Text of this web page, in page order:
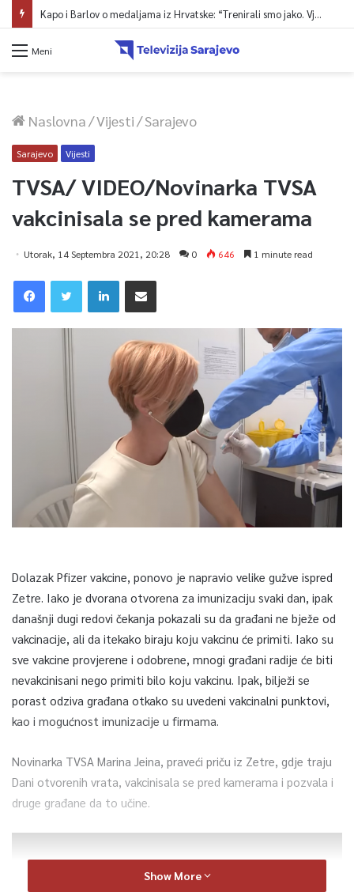
Ministarstvo saobraćaja KS: Završena revizija projekta, uskoro javna nabavka za obnovu mosta u ulici Ive Andrića
Meni
Naslovna/Vijesti/Sarajevo
Sarajevo Vijesti
TVSA/ VIDEO/Novinarka TVSA
vakcinisala se pred kamerama
Utorak, 14 Septembra 2021, 20:28 0 646 1 minute read
Dolazak Pfizer vakcine, ponovo je napravio velike gužve ispred
Zetre. Iako je dvorana otvorena za imunizaciju svaki dan, ipak
današnji dugi redovi čekanja pokazali su da građani ne bježe od
vakcinacije, ali da itekako biraju koju vakcinu će primiti. Iako su
sve vakcine provjerene i odobrene, mnogi građani radije će biti
nevakcinisani nego primiti bilo koju vakcinu. Ipak, bilježi se
porast odziva građana otkako su uvedeni vakcinalni punktovi,
kao i mogućnost imunizacije u firmama.
Novinarka TVSA Marina Jeina, praveći priču iz Zetre, gdje traju
Dani otvorenih vrata, vakcinisala se pred kamerama i pozvala i
druge građane da to učine.
Show More